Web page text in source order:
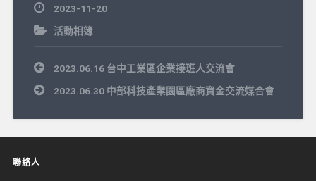
2023-11-20
活動相簿
文
章
導
覽
2023.06.16 台中工業區企業接班人交流會
2023.06.30 中部科技產業園區廠商資金交流媒合會
聯絡人